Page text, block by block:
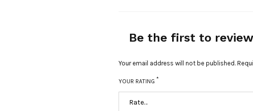
Be the first to
Your email address will not be published.
YOUR RATING *